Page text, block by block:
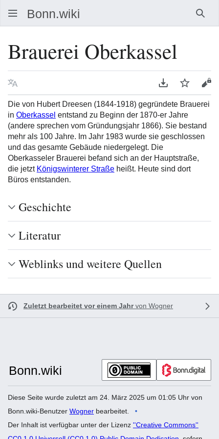
Brauerei Oberkassel
Sprache PDF
Die von Hubert Dreesen (1844-1918) gegründete Brauerei
in Oberkassel entstand zu Beginn der 1870-er Jahre
(andere sprechen vom Gründungsjahr 1866). Sie bestand
mehr als 100 Jahre. Im Jahr 1983 wurde sie geschlossen
und das gesamte Gebäude niedergelegt. Die
Oberkasseler Brauerei befand sich an der Hauptstraße,
die jetzt Königswinterer Straße heißt. Heute sind dort
Büros entstanden.
Geschichte
Literatur
Weblinks und weitere Quellen
Zuletzt bearbeitet vor einem Jahrvon Wogner
Diese Seite wurde zuletzt am 24. März 2025 um 01:05 Uhr von
Bonn.wiki-Benutzer Wogner bearbeitet.
Der Inhalt ist verfügbar unter der Lizenz ''Creative Commons''